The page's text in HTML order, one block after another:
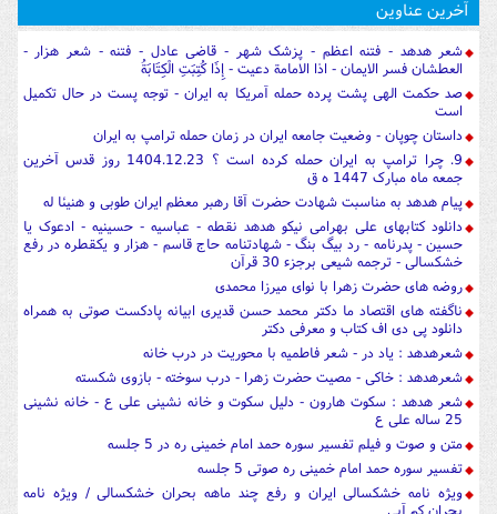
آخرین عناوین
شعر هدهد - فتنه اعظم - پزشک شهر - قاضی عادل - فتنه - شعر هزار -
العطشان فسر الایمان - اذا الامامة دعیت - إِذَا كُتِبَتِ الْكِتَابَةُ
صد حکمت الهی پشت پرده حمله آمریکا به ایران - توجه پست در حال تکمیل
است
داستان چوپان - وضعیت جامعه ایران در زمان حمله ترامپ به ایران
9. چرا ترامپ به ایران حمله کرده است ؟ 1404.12.23 روز قدس آخرین
جمعه ماه مبارک 1447 ه ق
پیام هدهد به مناسبت شهادت حضرت آقا رهبر معظم ایران طوبی و هنیئا له
دانلود کتابهای علی بهرامی نیکو هدهد نقطه - عباسیه - حسینیه - ادعوک یا
حسین - پدرنامه - رد بیگ بنگ - شهادتنامه حاج قاسم - هزار و یکقطره در رفع
خشکسالی - ترجمه شیعی برجزء 30 قرآن
روضه های حضرت زهرا با نوای میرزا محمدی
ناگفته های اقتصاد ما دکتر محمد حسن قدیری ابیانه پادکست صوتی به همراه
دانلود پی دی اف کتاب و معرفی دکتر
شعرهدهد : یاد در - شعر فاطمیه با محوریت در درب خانه
شعرهدهد : خاکی - مصیت حضرت زهرا - درب سوخته - بازوی شکسته
شعر هدهد : سکوت هارون - دلیل سکوت و خانه نشینی علی ع - خانه نشینی
25 ساله علی ع
متن و صوت و فیلم تفسیر سوره حمد امام خمینی ره در 5 جلسه
تفسیر سوره حمد امام خمینی ره صوتی 5 جلسه
ویژه نامه خشکسالی ایران و رفع چند ماهه بحران خشکسالی / ویژه نامه